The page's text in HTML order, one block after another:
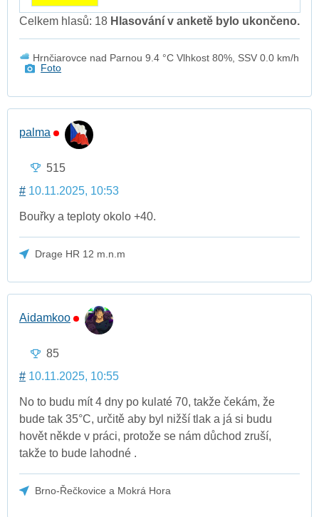
Celkem hlasů: 18 Hlasování v anketě bylo ukončeno.
Hrnčiarovce nad Parnou 9.4 °C Vlhkost 80%, SSV 0.0 km/h
Foto
palma
515
# 10.11.2025, 10:53
Bouřky a teploty okolo +40.
Drage HR 12 m.n.m
Aidamkoo
85
# 10.11.2025, 10:55
No to budu mít 4 dny po kulaté 70, takže čekám, že
bude tak 35°C, určitě aby byl nižší tlak a já si budu
hovět někde v práci, protože se nám důchod zruší,
takže to bude lahodné .
Brno-Řečkovice a Mokrá Hora